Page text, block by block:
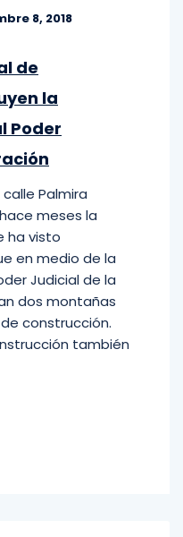
8, 2018
de
la
Poder
Palmira
meses la
ha visto
en medio de la
Judicial de la
dos montañas
construcción.
también